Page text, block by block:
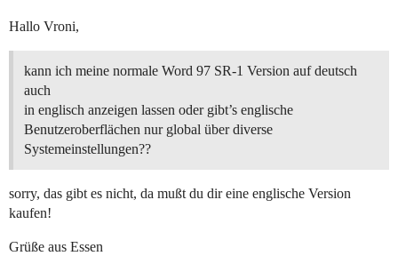
Hallo Vroni,
kann ich meine normale Word 97 SR-1 Version auf deutsch
auch
in englisch anzeigen lassen oder gibt’s englische
Benutzeroberflächen nur global über diverse
Systemeinstellungen??
sorry, das gibt es nicht, da mußt du dir eine englische Version
kaufen!
Grüße aus Essen